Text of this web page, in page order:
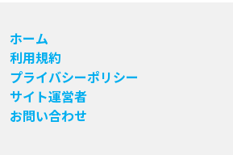
ホーム
利用規約
プライバシーポリシー
サイト運営者
お問い合わせ